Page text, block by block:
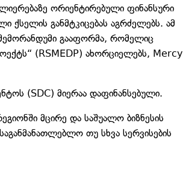
ორიენტირებული ფინანსური
ქსელის განმტკიცებას აგრძელებს. ამ
გააფორმა, რომელიც
(RSMEDP) ახორციელებს, Mercy
(SDC) მიერაა დაფინანსებული.
მცირე და საშუალო ბიზნესის
თუ სხვა სერვისების